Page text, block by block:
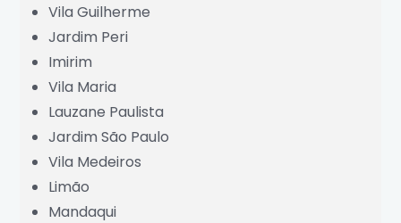
Vila Guilherme
Jardim Peri
Imirim
Vila Maria
Lauzane Paulista
Jardim São Paulo
Vila Medeiros
Limão
Mandaqui